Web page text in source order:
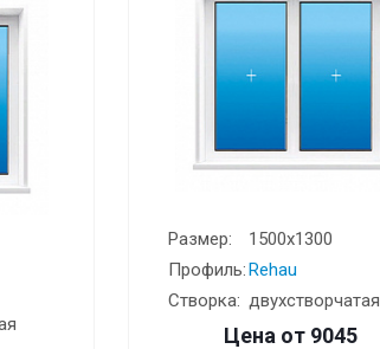
Размер:
1500x1300
Профиль:Rehau
Створка: двухстворчатая
Цена от 9045